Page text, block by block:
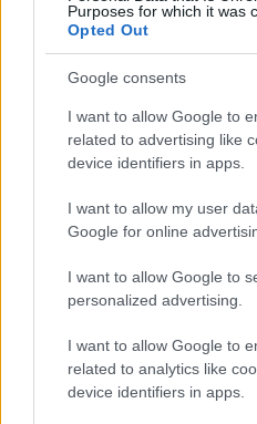
Purposes for which it was
Opted Out
Google consents
I want to allow Google to
related to advertising like
device identifiers in apps.
I want to allow my user
Google for online
I want to allow Google to
personalized advertising.
I want to allow Google to
related to analytics like
device identifiers in apps.
internacionales paso
Domina el arte de evaluar
INTERNACIONAL
Jornadas Nacionales